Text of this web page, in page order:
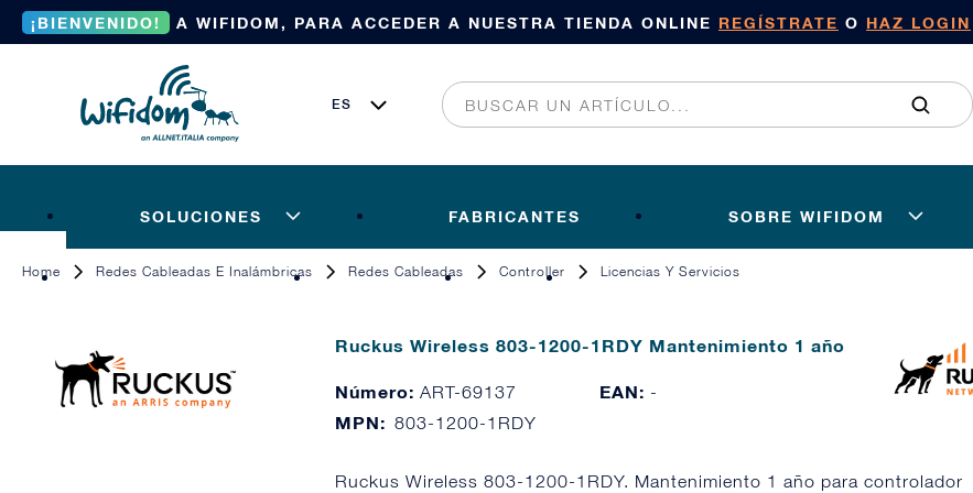
¡BIENVENIDO! A WIFIDOM, PARA ACCEDER A NUESTRA TIENDA ONLINE REGÍSTRATE O HAZ LOGIN
SOLUCIONES FABRICANTES SOBRE WIFIDOM
Home Redes Cableadas E Inalámbricas Redes Cableadas Controller Licencias Y Servicios
Ruckus Wireless 803-1200-1RDY Mantenimiento 1 año
Número:ART-69137 EAN: -
MPN: 803-1200-1RDY
Ruckus Wireless 803-1200-1RDY. Mantenimiento 1 año para controlador